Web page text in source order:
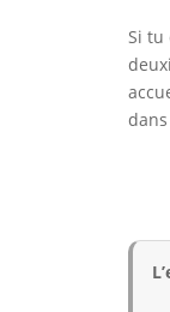
Si tu